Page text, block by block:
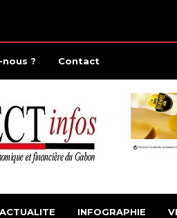
? Contact
ACTUALITE INFOGRAPHIE